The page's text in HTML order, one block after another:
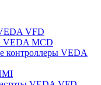
VFD
VEDA MCD
контроллеры VEDA